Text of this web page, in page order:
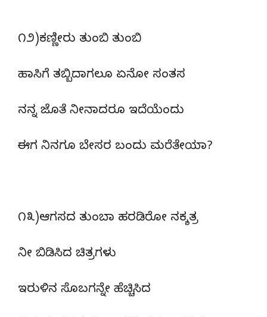
೧೨)ಕಣ್ಣೀರು ತುಂಬಿ ತುಂಬಿ
ಹಾಸಿಗೆ ತಬ್ಬಿದಾಗಲೂ ಏನೋ ಸಂತಸ
ನನ್ನ ಜೊತೆ ನೀನಾದರೂ ಇದೆಯೆಂದು
ಈಗ ನಿನಗೂ ಬೇಸರ ಬಂದು ಮರೆತೇಯಾ?
೧೩)ಆಗಸದ ತುಂಬಾ ಹರಡಿರೋ ನಕ್ಶತ್ರ
ನೀ ಬಿಡಿಸಿದ ಚಿತ್ರಗಳು
ಇರುಳಿನ ಸೊಬಗನ್ನೇ ಹೆಚ್ಚಿಸಿದ